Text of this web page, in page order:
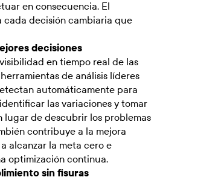
en consecuencia. El
cada decisión cambiaria que
decisiones
en tiempo real de las
de análisis líderes
automáticamente para
las variaciones y tomar
lugar de descubrir los problemas
contribuye a la mejora
alcanzar la meta cero e
optimización continua.
sin fisuras